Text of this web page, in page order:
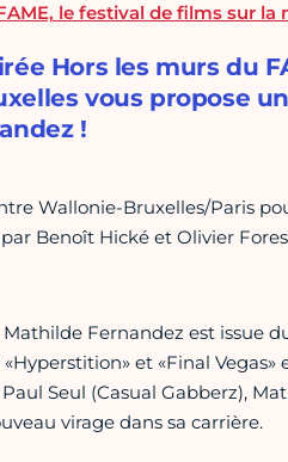
le festival de films sur la
Hors les murs du
vous propose
!
Wallonie-Bruxelles/Paris
Benoît Hické et Olivier
Fernandez est issue
et «Final
Seul (Casual Gabberz),
virage dans sa carrière.